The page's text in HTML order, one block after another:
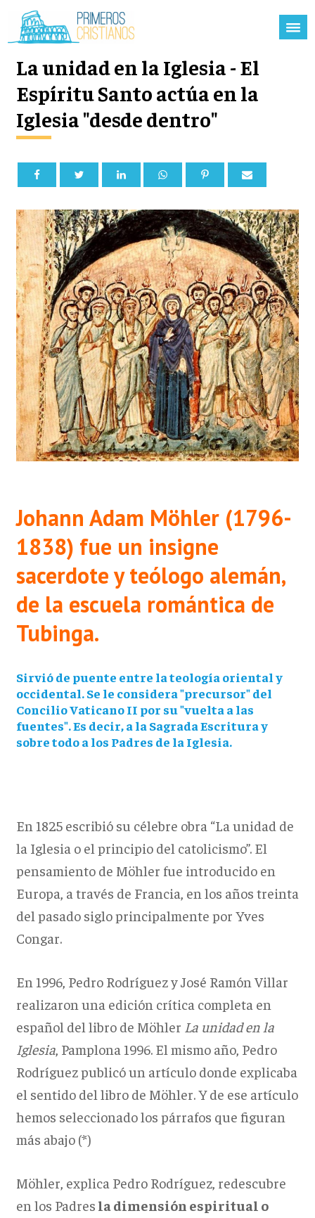
La unidad en la Iglesia - El
Espíritu Santo actúa en la
Iglesia "desde dentro"
Johann Adam Möhler (1796-
1838) fue un insigne
sacerdote y teólogo alemán,
de la escuela romántica de
Tubinga.
Sirvió de puente entre la teología oriental y
occidental. Se le considera "precursor" del
Concilio Vaticano II por su "vuelta a las
fuentes". Es decir, a la Sagrada Escritura y
sobre todo a los Padres de la Iglesia.
En 1825 escribió su célebre obra “La unidad de
la Iglesia o el principio del catolicismo”. El
pensamiento de Möhler fue introducido en
Europa, a través de Francia, en los años treinta
del pasado siglo principalmente por Yves
Congar.
En 1996, Pedro Rodríguez y José Ramón Villar
realizaron una edición crítica completa en
español del libro de Möhler La unidad en la
Iglesia, Pamplona 1996. El mismo año, Pedro
Rodríguez publicó un artículo donde explicaba
el sentido del libro de Möhler. Y de ese artículo
hemos seleccionado los párrafos que figuran
más abajo (*)
Möhler, explica Pedro Rodríguez, redescubre
en los Padres la dimensión espiritual o